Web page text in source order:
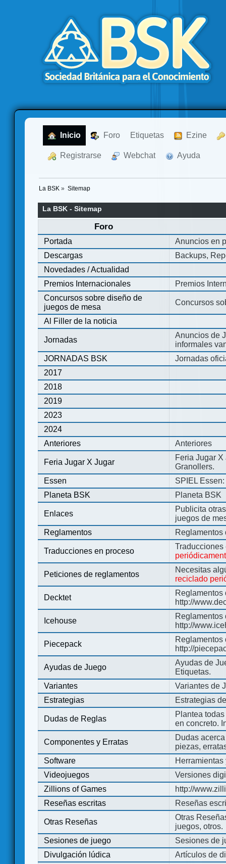
Inicio Foro Etiquetas Ezine
Registrarse Webchat Ayuda
La BSK » Sitemap
La BSK - Sitemap
Foro
Portada
Anuncios en
Descargas
Backups,
Novedades / Actualidad
Premios Internacionales
Premios
Concursos sobre diseño de
juegos de mesa
Concursos
Al Filler de la noticia
Jornadas
Anuncios de
informales
JORNADAS BSK
Jornadas
2017
2018
2019
2023
2024
Anteriores
Anteriores
Feria Jugar X Jugar
Feria Jugar
Granollers.
Essen
SPIEL
Planeta BSK
Planeta BSK
Enlaces
Publicita
juegos de
Reglamentos
Reglamentos
Traducciones en proceso
Peticiones de reglamentos
Necesitas
reciclado
Decktet
Reglamentos
http://
Icehouse
Reglamentos
http://
Piecepack
Reglamentos
http://
Ayudas de Juego
Ayudas de
Etiquetas.
Variantes
Variantes de
Estrategias
Estrategias
Dudas de Reglas
Plantea
en concreto.
Componentes y Erratas
Dudas
piezas,
Software
Videojuegos
Versiones
Zillions of Games
http://
Reseñas escritas
Reseñas
Otras Reseñas
Otras
juegos, otros.
Sesiones de juego
Sesiones de
Divulgación lúdica
Artículos de